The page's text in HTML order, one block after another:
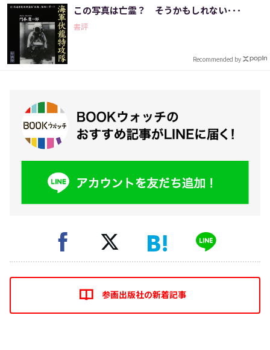
この写真は亡霊？ そうかもしれない･･･
書評
Recommended by
参画出版社の新着記事